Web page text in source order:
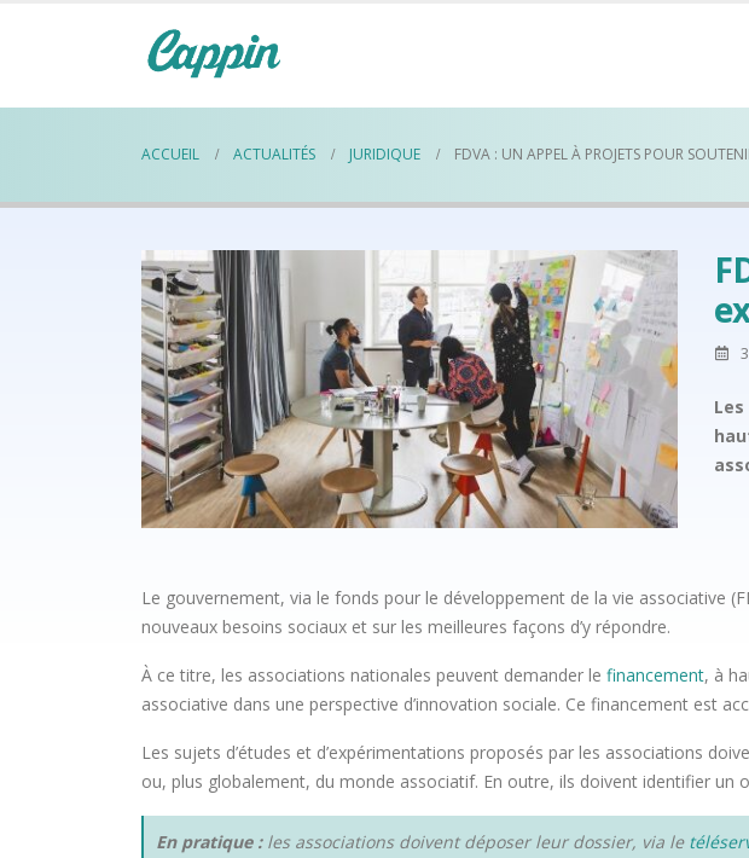
ACCUEIL ACTUALITÉS JURIDIQUE FDVA : UN APPEL À PROJETS POUR
Le gouvernement, via le fonds pour le développement de la vie associative
nouveaux besoins sociaux et sur les meilleures façons d’y répondre.
À ce titre, les associations nationales peuvent demander le financement, à
associative dans une perspective d’innovation sociale. Ce financement est
Les sujets d’études et d’expérimentations proposés par les associations
ou, plus globalement, du monde associatif. En outre, ils doivent identifier un
En pratique :les associations doivent déposer leur dossier, via le